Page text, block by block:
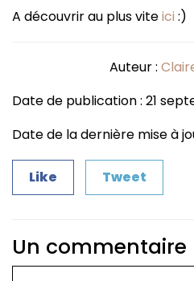
A découvrir au plus viteici :)
Auteur :
Date de publication : 21
Date de la dernière mise à
Like Tweet
Un commentaire